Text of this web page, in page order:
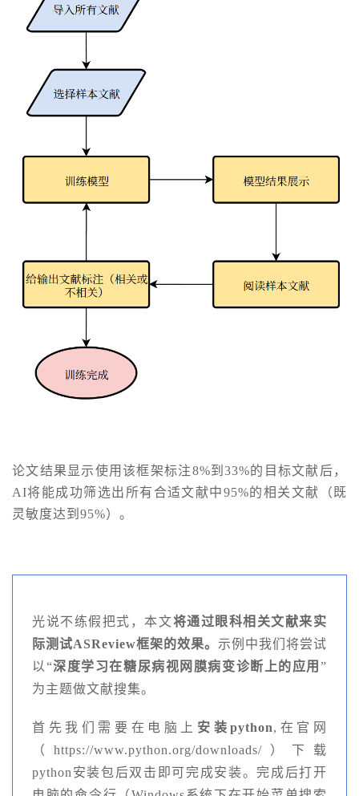
论文结果显示使用该框架标注8%到33%的目标文献后，
AI将能成功筛选出所有合适文献中95%的相关文献（既
灵敏度达到95%）。
光说不练假把式，本文将通过眼科相关文献来实
际测试ASReview框架的效果。 示例中我们将尝试
以“深度学习在糖尿病视网膜病变诊断上的应用”
为主题做文献搜集。
首先我们需要在电脑上 安装python,在官网
（https://www.python.org/downloads/）下载
python安装包后双击即可完成安装。完成后打开